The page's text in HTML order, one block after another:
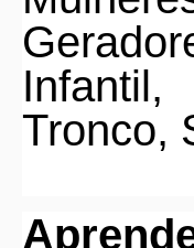
Infantil,
Tronco,